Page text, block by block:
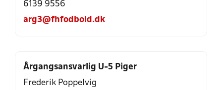
6139 9556
arg3@fhfodbold.dk
Årgangsansvarlig U-5 Piger
Frederik Poppelvig